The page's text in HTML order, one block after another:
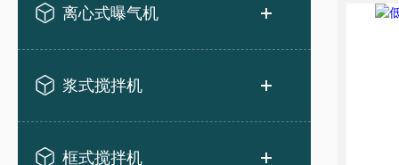
离心式曝气机
浆式搅拌机
框式搅拌机